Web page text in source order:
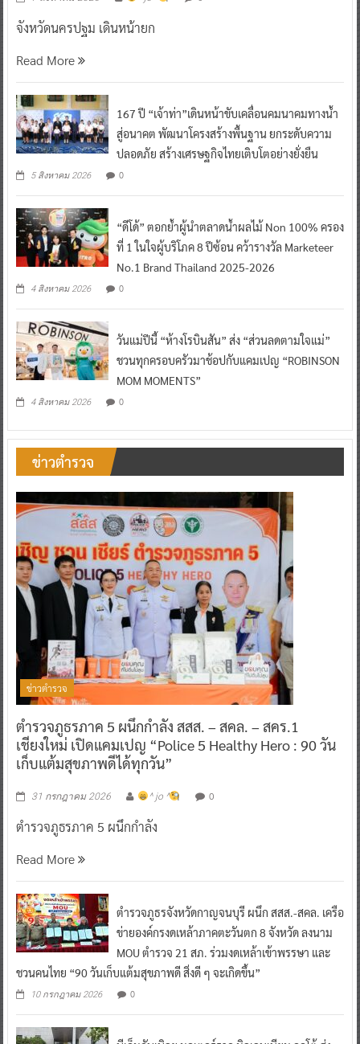
จังหวัดนครปฐม เดินหน้ายก
Read More
167 ปี “เจ้าท่า”เดินหน้าขับเคลื่อนคมนาคมทางน้ำ
สู่อนาคต พัฒนาโครงสร้างพื้นฐาน ยกระดับความ
ปลอดภัย สร้างเศรษฐกิจไทยเติบโตอย่างยั่งยืน
5 สิงหาคม 2026 0
“ดีโด้” ตอกย้ำผู้นำตลาดน้ำผลไม้ Non 100% ครอง
ที่ 1 ในใจผู้บริโภค 8 ปีซ้อน คว้ารางวัล Marketeer
No.1 Brand Thailand 2025-2026
4 สิงหาคม 2026 0
วันแม่ปีนี้ “ห้างโรบินสัน” ส่ง “ส่วนลดตามใจแม่”
ชวนทุกครอบครัวมาช้อปกับแคมเปญ “ROBINSON
MOM MOMENTS”
4 สิงหาคม 2026 0
ข่าวตำรวจ
ข่าวตำรวจ
ตำรวจภูธรภาค 5 ผนึกกำลัง สสส. – สคล. – สคร.1
เชียงใหม่ เปิดแคมเปญ “Police 5 Healthy Hero : 90 วัน
เก็บแต้มสุขภาพดีได้ทุกวัน”
31 กรกฎาคม 2026 ^ jo ^ 0
ตำรวจภูธรภาค 5 ผนึกกำลัง
Read More
ตำรวจภูธรจังหวัดกาญจนบุรี ผนึก สสส.-สคล. เครือ
ข่ายองค์กรงดเหล้าภาคตะวันตก 8 จังหวัด ลงนาม
MOU ตำรวจ 21 สภ. ร่วมงดเหล้าเข้าพรรษา และ
ชวนคนไทย “90 วันเก็บแต้มสุขภาพดี สิ่งดี ๆ จะเกิดขึ้น”
10 กรกฎาคม 2026 0